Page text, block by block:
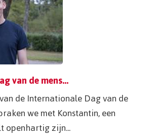
Internationale dag van de mensenrechten door de ogen van Konstantin
de Internationale Dag van de
we met Konstantin, een
openhartig zijn...